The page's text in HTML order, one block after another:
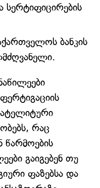
სერტიფიცირების
ბანკის
რაც
წარმოების
გაიგებენ თუ
ფაზებსა და